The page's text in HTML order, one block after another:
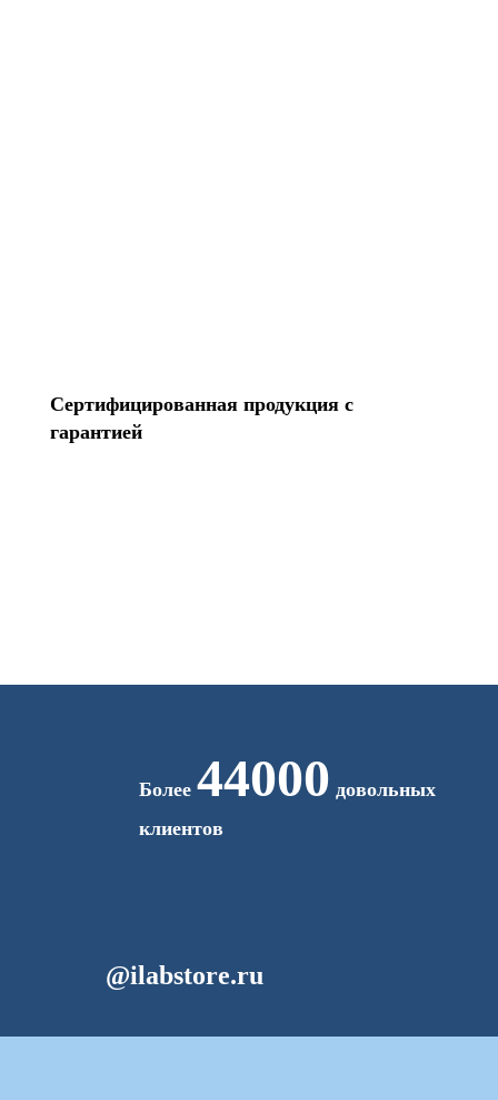
Сертифицированная продукция с
гарантией
Более 44000 довольных
клиентов
@ilabstore.ru